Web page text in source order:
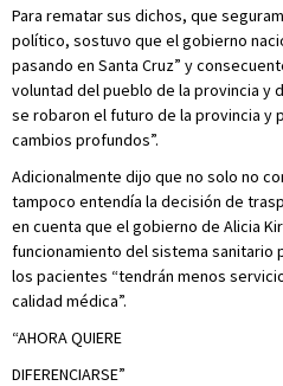
Para rematar sus dichos, que
político, sostuvo que el gobierno
pasando en Santa Cruz” y
voluntad del pueblo de la provincia y
se robaron el futuro de la provincia y
cambios profundos”.
Adicionalmente dijo que no solo no
tampoco entendía la decisión de
en cuenta que el gobierno de Alicia
funcionamiento del sistema sanitario
los pacientes “tendrán menos
calidad médica”.
“AHORA QUIERE
DIFERENCIARSE”